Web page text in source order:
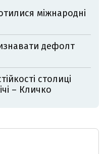
міжнародні
дефолт
столиці
– Кличко